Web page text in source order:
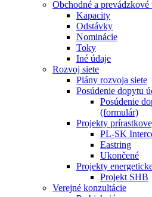
Obchodné a prevádzkové
Kapacity
Odstávky
Nominácie
Toky
Iné údaje
Rozvoj siete
Plány rozvoja siete
Posúdenie dopytu
Posúdenie
(formulár)
Projekty
PL-SK
Eastring
Ukončené
Projekty
Projekt SHB
Verejné konzultácie